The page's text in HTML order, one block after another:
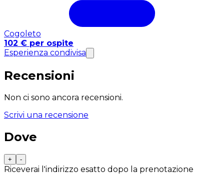
Cogoleto
102 € per ospite
Esperienza condivisa
Recensioni
Non ci sono ancora recensioni.
Scrivi una recensione
Dove
+ -
Riceverai l'indirizzo esatto dopo la prenotazione